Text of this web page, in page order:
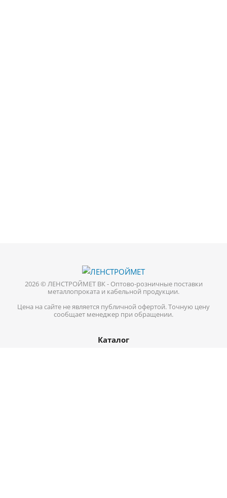
2026 © ЛЕНСТРОЙМЕТ ВК - Оптово-розничные поставки
металлопроката и кабельной продукции.
Цена на сайте не является публичной офертой. Точную цену
сообщает менеджер при обращении.
Каталог